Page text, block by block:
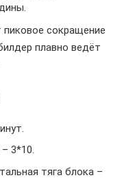
сокращение
плавно ведёт
3*10.
тяга блока –